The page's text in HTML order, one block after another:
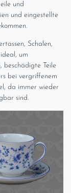
und
und eingestellte
Schalen,
um
beschädigte Teile
bei vergriffenem
da immer wieder
sind.